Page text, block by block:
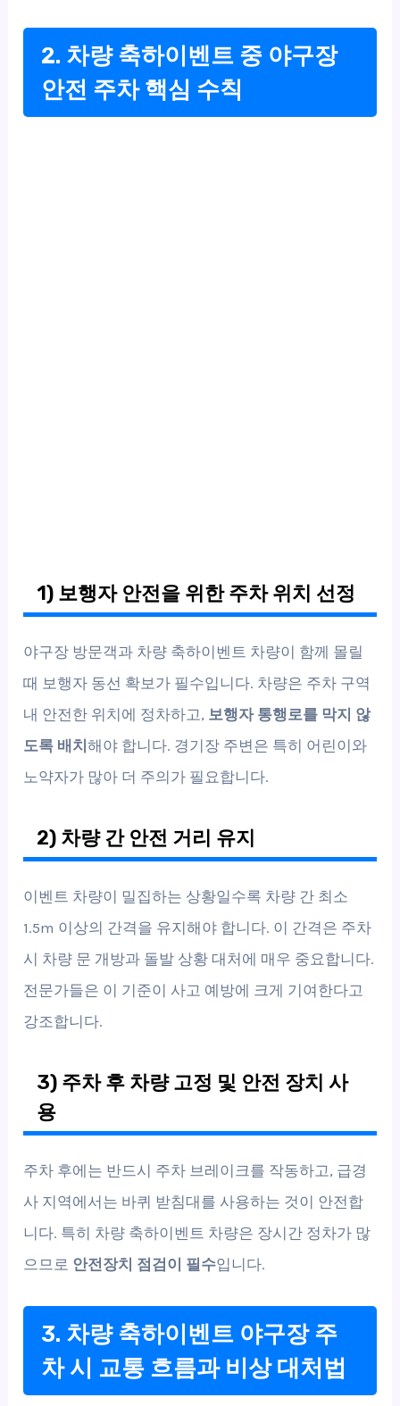
2. 차량 축하이벤트 중 야구장
안전 주차 핵심 수칙
1) 보행자 안전을 위한 주차 위치 선정
야구장 방문객과 차량 축하이벤트 차량이 함께 몰릴
때 보행자 동선 확보가 필수입니다. 차량은 주차 구역
내 안전한 위치에 정차하고, 보행자 통행로를 막지 않
도록 배치해야 합니다. 경기장 주변은 특히 어린이와
노약자가 많아 더 주의가 필요합니다.
2) 차량 간 안전 거리 유지
이벤트 차량이 밀집하는 상황일수록 차량 간 최소
1.5m 이상의 간격을 유지해야 합니다. 이 간격은 주차
시 차량 문 개방과 돌발 상황 대처에 매우 중요합니다.
전문가들은 이 기준이 사고 예방에 크게 기여한다고
강조합니다.
3) 주차 후 차량 고정 및 안전 장치 사
용
주차 후에는 반드시 주차 브레이크를 작동하고, 급경
사 지역에서는 바퀴 받침대를 사용하는 것이 안전합
니다. 특히 차량 축하이벤트 차량은 장시간 정차가 많
으므로 안전장치 점검이 필수입니다.
3. 차량 축하이벤트 야구장 주
차 시 교통 흐름과 비상 대처법